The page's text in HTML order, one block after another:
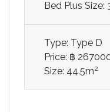
Bed Plus
Type: Type D
Price: ฿
Size: 44.5m2